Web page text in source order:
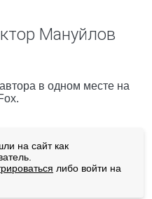
Мануйлов
в одном месте на
на сайт как
либо войти на